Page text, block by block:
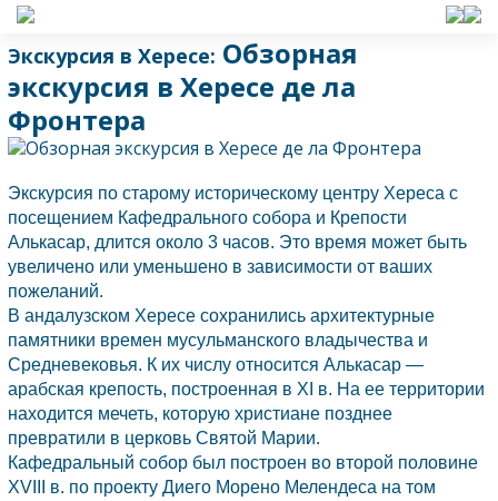
Экскурсия в Хересе: Обзорная
экскурсия в Хересе де ла
Фронтера
Экскурсия по старому историческому центру Хереса с
посещением Кафедрального собора и Крепости
Алькасар, длится около 3 часов. Это время может быть
увеличено или уменьшено в зависимости от ваших
пожеланий.
В андалузском Хересе сохранились архитектурные
памятники времен мусульманского владычества и
Средневековья. К их числу относится Алькасар —
арабская крепость, построенная в XI в. На ее территории
находится мечеть, которую христиане позднее
превратили в церковь Святой Марии.
Кафедральный собор был построен во второй половине
XVIII в. по проекту Диего Морено Мелендеса на том